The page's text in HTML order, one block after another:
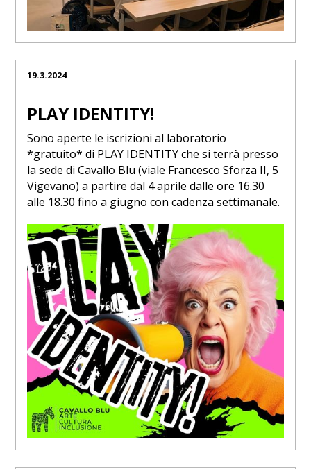
19.3.2024
PLAY IDENTITY!
Sono aperte le iscrizioni al laboratorio
*gratuito* di PLAY IDENTITY che si terrà presso
la sede di Cavallo Blu (viale Francesco Sforza II, 5
Vigevano) a partire dal 4 aprile dalle ore 16.30
alle 18.30 fino a giugno con cadenza settimanale.